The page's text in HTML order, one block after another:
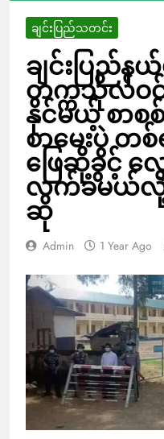
ချင်းပြည်သတင်း
ချင်းပြည်န
တက္ကသိုလ်ဝင်
နိုင်မယ့် စာစစ်
စာမေးပွဲ
ဖြေဆိုခွင့် လ
လက်ခံမယ်လို့
ဆို
Admin 1 Year Ago